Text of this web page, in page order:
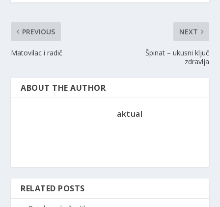
PREVIOUS
Matovilac i radič
NEXT
Špinat – ukusni ključ
zdravlja
ABOUT THE AUTHOR
aktual
RELATED POSTS